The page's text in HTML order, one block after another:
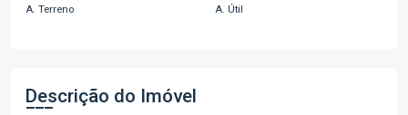
A. Terreno A. Útil
Descrição do Imóvel